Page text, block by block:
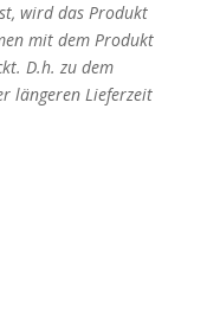
wird das Produkt
mit dem Produkt
D.h. zu dem
längeren Lieferzeit